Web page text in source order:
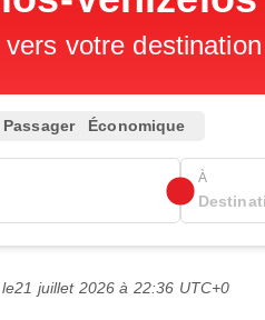
votre
Passager Économique
À
21 juillet 2026 à 22:36 UTC+0